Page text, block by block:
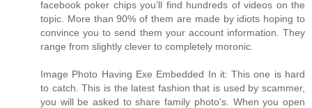
facebook poker chips you’ll find hundreds of videos on the
topic. More than 90% of them are made by idiots hoping to
convince you to send them your account information. They
range from slightly clever to completely moronic.
Image Photo Having Exe Embedded In it: This one is hard
to catch. This is the latest fashion that is used by scammer,
you will be asked to share family photo's. When you open